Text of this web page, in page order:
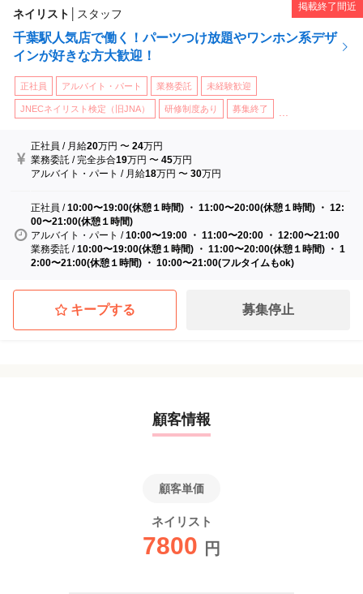
集客やブランディングは、お店の責任です。
あなたは、目の前のお客様とデザインに100%集中してください。
個人の集客力で競い合うのではなく、「toliy & deliy という空間」
を一緒に作り上げることに喜びを感じる方を募集しています。
合わないことは、決して悪いことではありません。
ただ、私たちが大切にしている「誠実さ」と「美学」に共感して
くれる方と、長く一緒に歩んでいきたいと思っています
網羅的なマニュアル
技術から接客、イレギュラーなトラブル対応まで、すべてマニュ
アル化されています。
ステップアップの仕組み
まずはハンドチップでの練習からスタート。その後、モデル施術
約3ヶ月でプロへ
個人差はありますが、約3ヶ月で自信を持ってお客様に入れるレベ
掲載終了間近
ネイリスト スタッフ
千葉駅人気店で働く！パーツつけ放題やワンホン系デザ
インが好きな方大歓迎！
正社員 アルバイト・パート 業務委託 未経験歓迎
JNECネイリスト検定（旧JNA） 研修制度あり 募集終了
正社員 / 月給20万円 〜24万円
業務委託 /完全歩合19万円 〜45万円
アルバイト・パート / 月給18万円 〜30万円
正社員 /10:00〜19:00(休憩１時間) ・ 11:00〜20:00(休憩１時間) ・ 12:
00〜21:00(休憩１時間)
アルバイト・パート /10:00〜19:00 ・ 11:00〜20:00 ・ 12:00〜21:00
業務委託 /10:00〜19:00(休憩１時間) ・ 11:00〜20:00(休憩１時間) ・ 1
2:00〜21:00(休憩１時間) ・ 10:00〜21:00(フルタイムもok)
キープする 募集停止
顧客情報
顧客単価
ネイリスト
7800 円